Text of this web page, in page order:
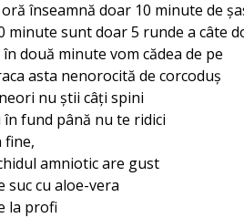
înseamnă doar 10 minute de
minute sunt doar 5 runde a câte
în două minute vom cădea de pe
asta nenorocită de corcoduș
nu știi câți spini
în fund până nu te ridici
fine,
amniotic are gust
suc cu aloe-vera
la profi